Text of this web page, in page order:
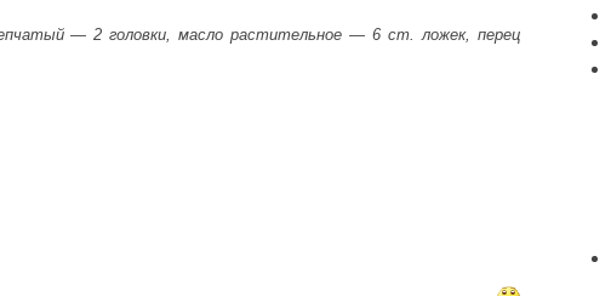
— 2 головки, масло растительное — 6 ст. ложек, перец